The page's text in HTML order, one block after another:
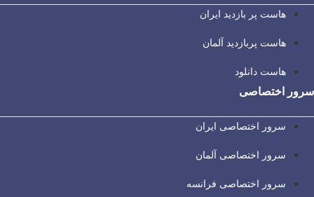
هاست پر بازدید ایران
هاست پربازدید آلمان
هاست دانلود
سرور اختصاصی
سرور اختصاصی ایران
سرور اختصاصی آلمان
سرور اختصاصی فرانسه